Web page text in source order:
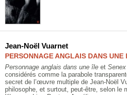
Jean-Noël Vuarnet
PERSONNAGE ANGLAIS DANS UNE
Personnage anglais dans une île et
considérés comme la parabole
secret de l’œuvre multiple de Jean-Noël
philosophe, et surtout, peut-être, selon le